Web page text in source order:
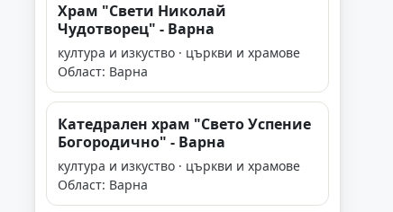
Храм "Свети Николай
Чудотворец" - Варна
култура и изкуство · църкви и храмове
Област: Варна
Катедрален храм "Свето Успение
Богородично" - Варна
култура и изкуство · църкви и храмове
Област: Варна